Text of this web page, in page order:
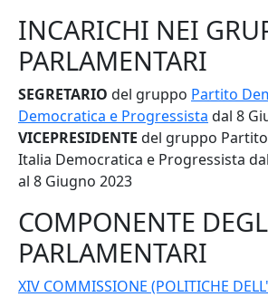
INCARICHI NEI
PARLAMENTARI
SEGRETARIO del gruppo Partito
Democratica e Progressista dal 8
VICEPRESIDENTE del gruppo
Italia Democratica e Progressista
al 8 Giugno 2023
COMPONENTE
PARLAMENTARI
XIV COMMISSIONE (POLITICHE